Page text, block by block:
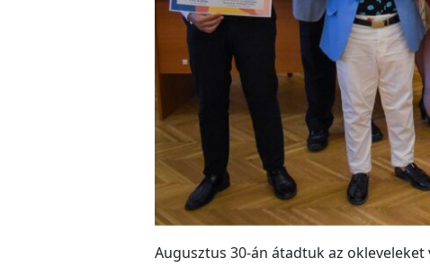
Augusztus 30-án átadtuk az